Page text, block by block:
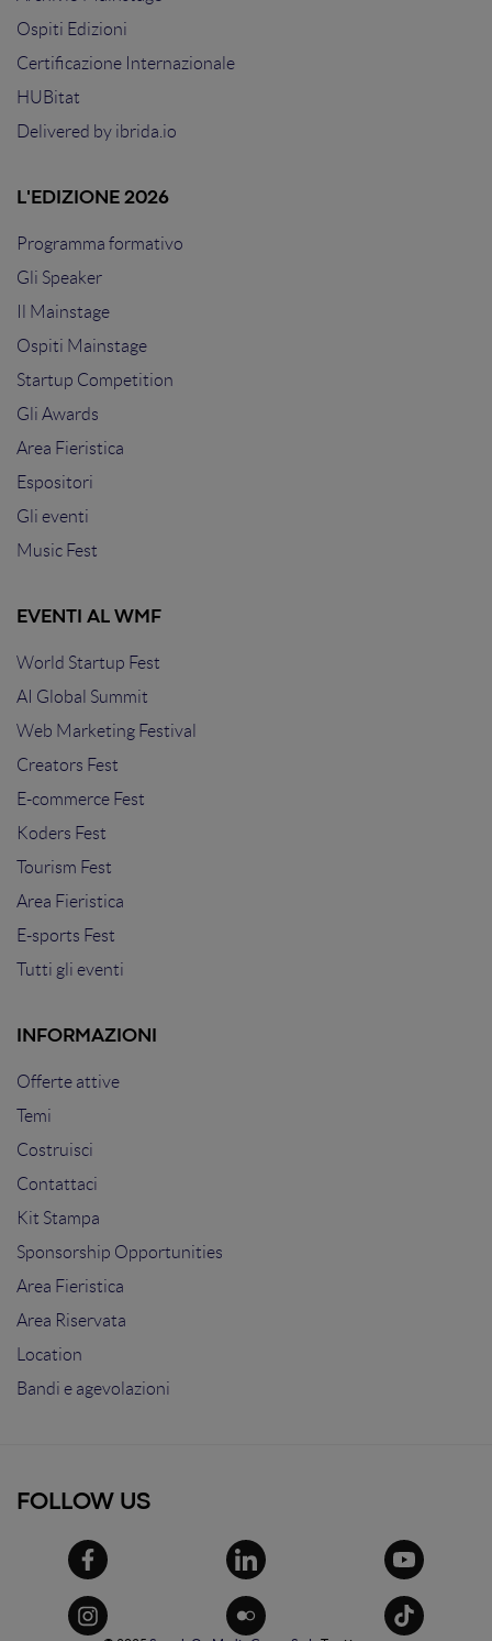
Ospiti Edizioni
Certificazione Internazionale
HUBitat
Delivered by ibrida.io
L'EDIZIONE 2026
Programma formativo
Gli Speaker
Il Mainstage
Ospiti Mainstage
Startup Competition
Gli Awards
Area Fieristica
Espositori
Gli eventi
Music Fest
EVENTI AL WMF
World Startup Fest
AI Global Summit
Web Marketing Festival
Creators Fest
E-commerce Fest
Koders Fest
Tourism Fest
Area Fieristica
E-sports Fest
Tutti gli eventi
INFORMAZIONI
Offerte attive
Temi
Costruisci
Contattaci
Kit Stampa
Sponsorship Opportunities
Area Fieristica
Area Riservata
Location
Bandi e agevolazioni
FOLLOW US